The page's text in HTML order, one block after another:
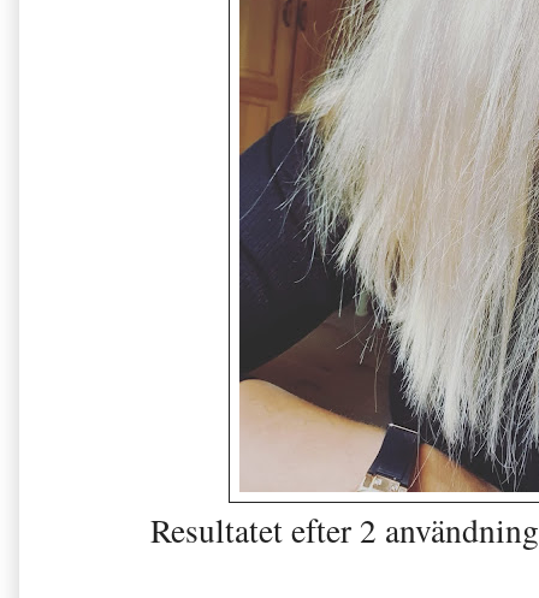
Resultatet efter 2